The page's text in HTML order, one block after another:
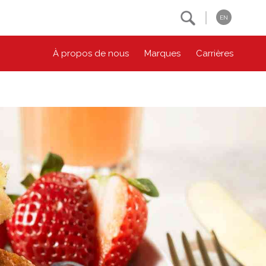
EN
À propos de nous Marques Carrières
Bien-être des animaux
Collectivité
Principes coopératifs
Diversité et inclusion
Accessibilité
Location